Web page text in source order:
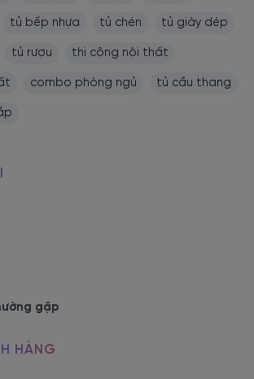
lịch, có đa
chọn
màu trắng trang nhã, đem đến không
tế, hài hòa, mang tính nghệ thuật cao.
tủ bếp nhựa tủ chén tủ giày dép
tủ rượu thi công nội thất
combo phòng ngủ tủ cầu thang
gặp
HÀNG